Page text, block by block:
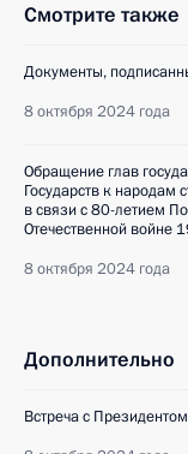
Смотрите также
Документы,
8 октября 2024 года
Обращение глав
Государств к народам
в связи с 80-летием
Отечественной войне
8 октября 2024 года
Дополнительно
Встреча с